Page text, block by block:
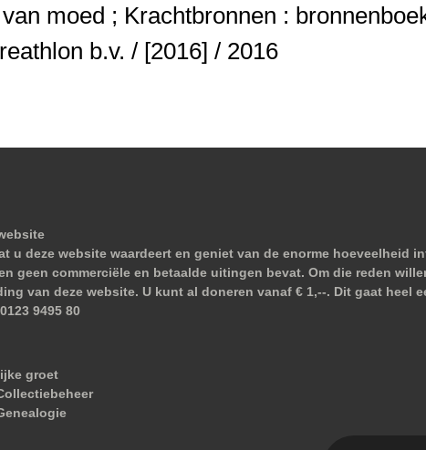
moed ; Krachtbronnen :
b.v. / [2016] / 2016
u deze website waardeert en geniet van de enorme
geen commerciële en betaalde uitingen bevat. Om die reden
van deze website. U kunt al doneren vanaf € 1,--. Dit gaat heel
9495 80
groet